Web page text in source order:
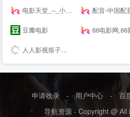
电影天堂_--_小片网_小调网 配音-中国配音在线，配音行业最诚信、快捷的配音
豆瓣电影 66电影网,66影视_66免费--电影
人人影视筷子视频
申请收录 - 用户中心 - 百
导航资源 - Copyright @ All